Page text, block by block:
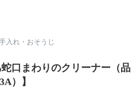
入れ・おそうじ
蛇口まわりのクリーナー（品
）】